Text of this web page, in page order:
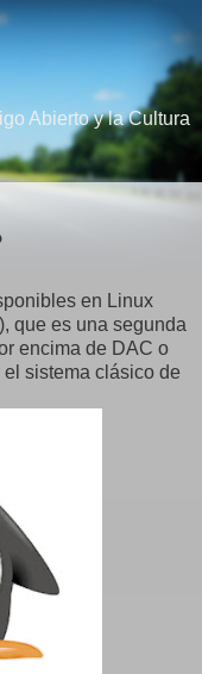
Abierto y la Cultura
en Linux
que es una segunda
encima de DAC o
sistema clásico de